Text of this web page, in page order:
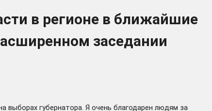
в регионе в ближайшие
заседании
выборах губернатора. Я очень благодарен людям за